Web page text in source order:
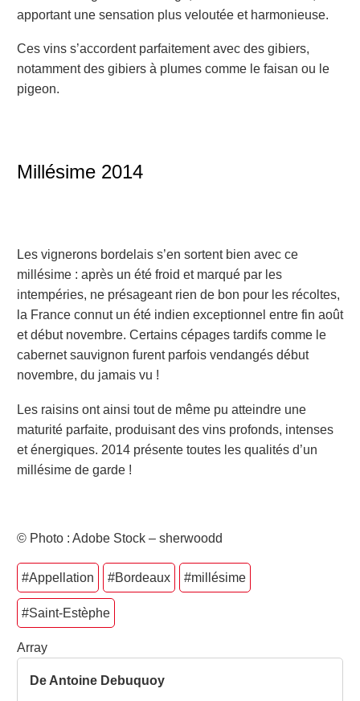
apportant une sensation plus veloutée et harmonieuse.
Ces vins s’accordent parfaitement avec des gibiers,
notamment des gibiers à plumes comme le faisan ou le
pigeon.
Millésime 2014
Les vignerons bordelais s’en sortent bien avec ce
millésime : après un été froid et marqué par les
intempéries, ne présageant rien de bon pour les récoltes,
la France connut un été indien exceptionnel entre fin août
et début novembre. Certains cépages tardifs comme le
cabernet sauvignon furent parfois vendangés début
novembre, du jamais vu !
Les raisins ont ainsi tout de même pu atteindre une
maturité parfaite, produisant des vins profonds, intenses
et énergiques. 2014 présente toutes les qualités d’un
millésime de garde !
© Photo : Adobe Stock – sherwoodd
#Appellation #Bordeaux #millésime
#Saint-Estèphe
Array
De Antoine Debuquoy